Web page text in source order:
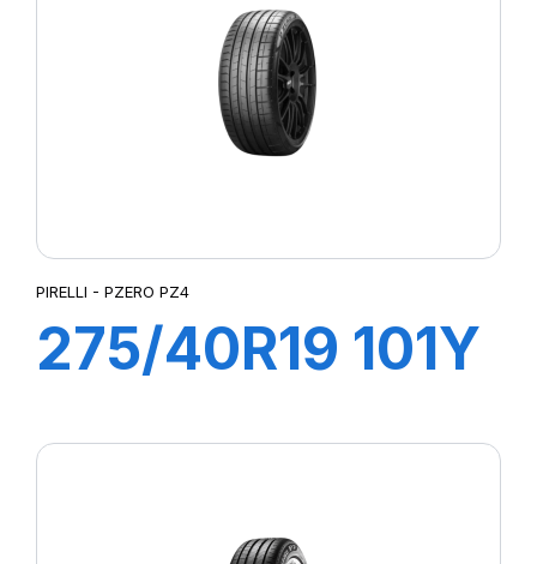
PIRELLI - PZERO PZ4
275/40R19 101Y